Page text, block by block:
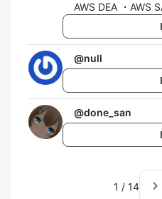
AWS DEA ・AWS
@null
@done_san
1 / 14 navigate_next